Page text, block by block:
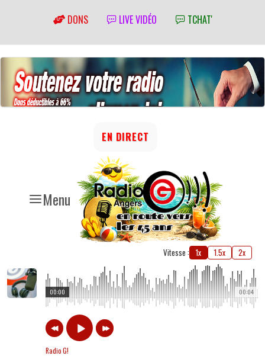
DONS LIVE VIDÉO TCHAT'
Menu
EN DIRECT
Vitesse : 1x 1.5x 2x
00:04
00:00
Radio G!